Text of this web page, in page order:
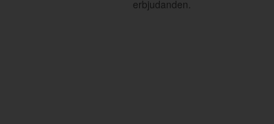
erbjudanden.